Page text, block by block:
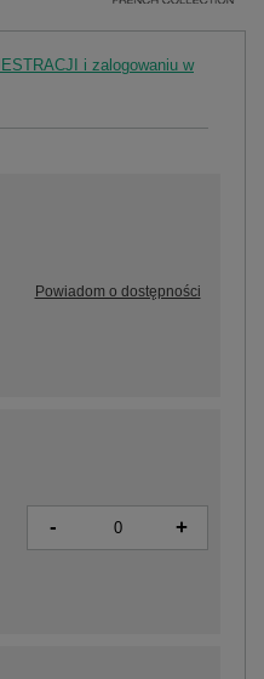
i zalogowaniu w
- +
Powiadom o dostępności